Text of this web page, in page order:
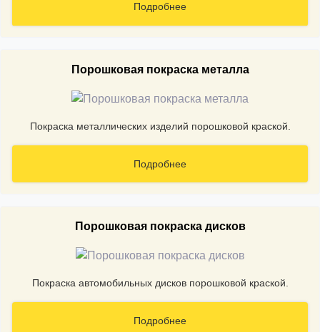
Подробнее
Порошковая покраска металла
Покраска металлических изделий порошковой краской.
Подробнее
Порошковая покраска дисков
Покраска автомобильных дисков порошковой краской.
Подробнее